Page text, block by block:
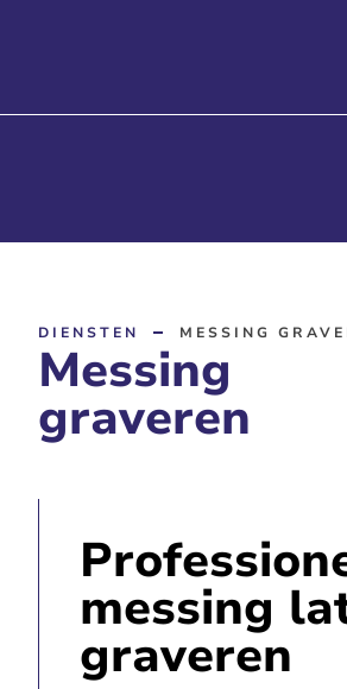
DIENSTEN MESSING
Messing
graveren
messing
graveren